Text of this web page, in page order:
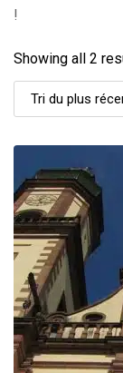
!
Showing all 2